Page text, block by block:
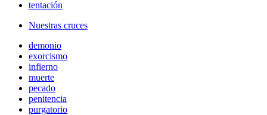
tentación
Nuestras cruces
demonio
exorcismo
infierno
muerte
pecado
penitencia
purgatorio